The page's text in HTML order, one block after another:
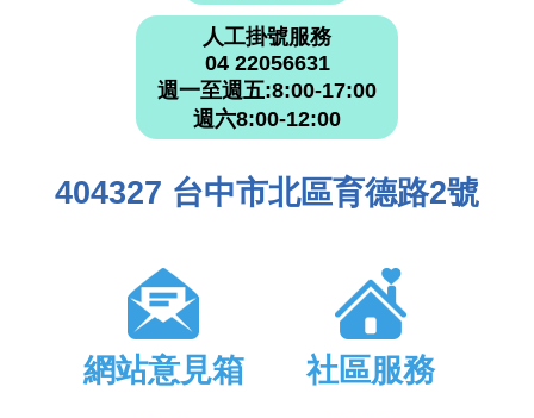
人工掛號服務
04 22056631
週一至週五:8:00-17:00
週六8:00-12:00
404327 台中市北區育德路2號
網站意見箱 社區服務